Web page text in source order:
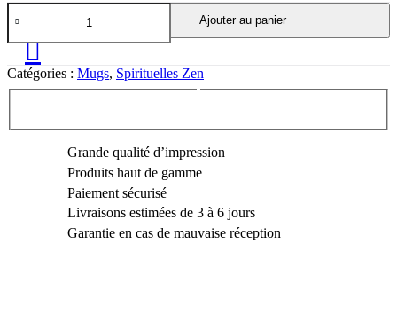
quantité
de
Mug
de
Pâques
Ajouter au panier
Catégories : Mugs, Spirituelles Zen
Grande qualité d’impression
Produits haut de gamme
Paiement sécurisé
Livraisons estimées de 3 à 6 jours
Garantie en cas de mauvaise réception